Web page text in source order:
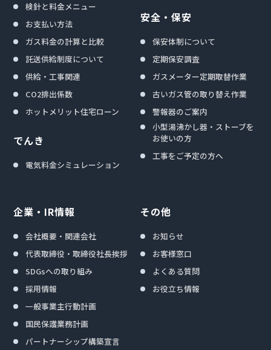
検針と料金メニュー
お支払い方法
ガス料金の計算と比較
託送供給制度について
供給・工事関連
CO2排出係数
ホットメリット住宅ローン
でんき
電気料金シミュレーション
安全・保安
保安体制について
定期保安調査
ガスメーター定期取替作業
古いガス管の取り替え作業
警報器のご案内
小型湯沸かし器・ストーブを
お使いの方
工事をご予定の方へ
企業・IR情報
会社概要・関連会社
代表取締役・取締役社長挨拶
SDGsへの取り組み
採用情報
一般事業主行動計画
国民保護業務計画
パートナーシップ構築宣言
その他
お知らせ
お客様窓口
よくある質問
お役立ち情報